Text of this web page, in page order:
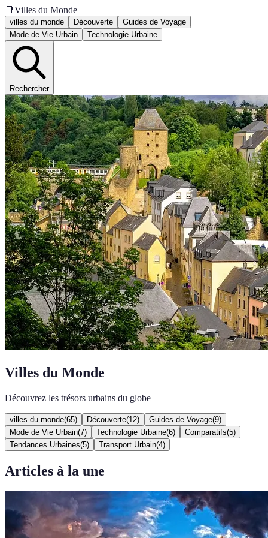
📑Villes du Monde
villes du monde Découverte
Guides de Voyage
Mode de Vie Urbain
Technologie Urbaine
Rechercher
Villes du Monde
Découvrez les trésors urbains du globe
villes du monde(65) Découverte(12) Guides de Voyage(9)
Mode de Vie Urbain(7) Technologie Urbaine(6) Comparatifs(5)
Tendances Urbaines(5) Transport Urbain(4)
Articles à la une